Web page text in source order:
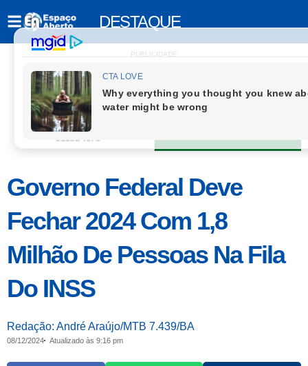
DESTAQUE
PUBLICIDADE
Governo Federal Deve
Fechar 2024 Com 1,8
Milhão De Pessoas Na Fila
Do INSS
Redação: André Araújo/MTB 7.439/BA
08/12/2024 Atualizado às 9:16 pm